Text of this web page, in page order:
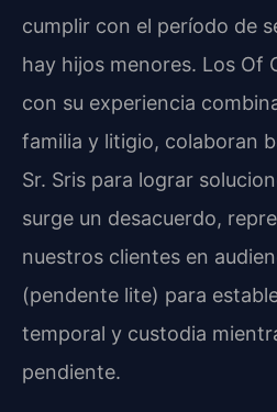
cumplir con el período de
hay hijos menores. Los Of
con su experiencia
familia y litigio, colaboran
Sr. Sris para lograr
surge un desacuerdo,
nuestros clientes en
(pendente lite) para
temporal y custodia
pendiente.